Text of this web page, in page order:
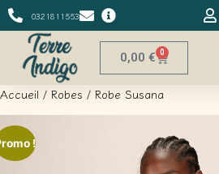
0321811553
0,00 € 0
Accueil / Robes / Robe Susana
!